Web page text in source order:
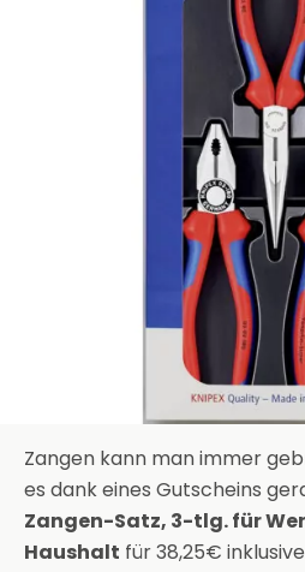
Zangen kann man immer
es dank eines Gutscheins
Zangen-Satz, 3-tlg. für
Haushalt für 38,25€